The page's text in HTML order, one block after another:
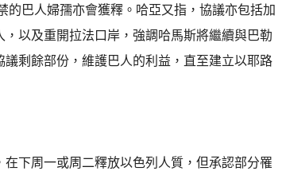
巴人婦孺亦會獲釋。哈亞又指，協議亦包括加
以及重開拉法口岸，強調哈馬斯將繼續與巴勒
剩餘部份，維護巴人的利益，直至建立以耶路
下周一或周二釋放以色列人質，但承認部分罹